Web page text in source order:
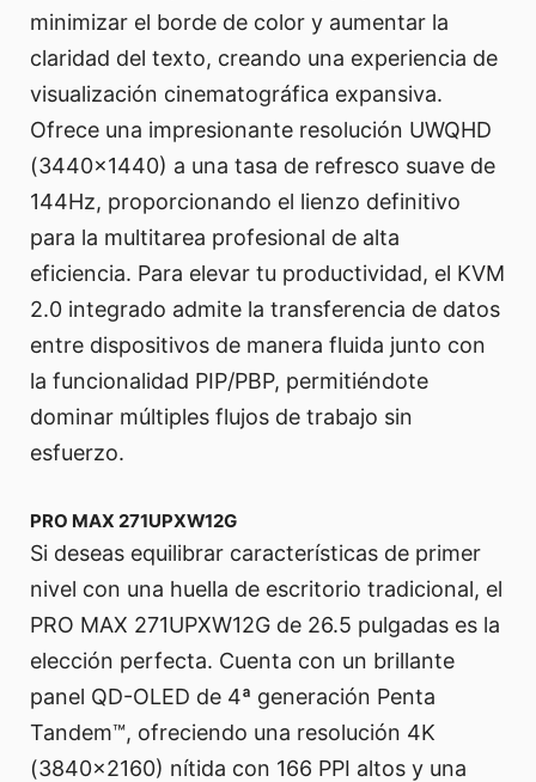
minimizar el borde de color y aumentar la
claridad del texto, creando una experiencia de
visualización cinematográfica expansiva.
Ofrece una impresionante resolución UWQHD
(3440x1440) a una tasa de refresco suave de
144Hz, proporcionando el lienzo definitivo
para la multitarea profesional de alta
eficiencia. Para elevar tu productividad, el KVM
2.0 integrado admite la transferencia de datos
entre dispositivos de manera fluida junto con
la funcionalidad PIP/PBP, permitiéndote
dominar múltiples flujos de trabajo sin
esfuerzo.
PRO MAX 271UPXW12G
Si deseas equilibrar características de primer
nivel con una huella de escritorio tradicional, el
PRO MAX 271UPXW12G de 26.5 pulgadas es la
elección perfecta. Cuenta con un brillante
panel QD-OLED de 4ª generación Penta
Tandem™, ofreciendo una resolución 4K
(3840x2160) nítida con 166 PPI altos y una